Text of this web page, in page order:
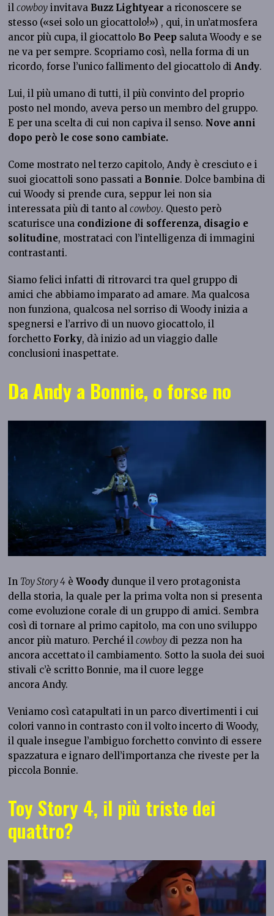
ilcowboy invitava Buzz Lightyear a riconoscere se
stesso («sei solo un giocattolo!») , qui, in un’atmosfera
ancor più cupa, il giocattolo Bo Peep saluta Woody e se
ne va per sempre. Scopriamo così, nella forma di un
ricordo, forse l’unico fallimento del giocattolo diAndy.
Lui, il più umano di tutti, il più convinto del proprio
posto nel mondo, aveva perso un membro del gruppo.
E per una scelta di cui non capiva il senso. Nove anni
dopo però le cose sono cambiate.
Come mostrato nel terzo capitolo, Andy è cresciuto e i
suoi giocattoli sono passati a Bonnie. Dolce bambina di
cui Woody si prende cura, seppur lei non sia
interessata più di tanto alcowboy. Questo però
scaturisce una condizione di sofferenza, disagio e
solitudine, mostrataci con l’intelligenza di immagini
contrastanti.
Siamo felici infatti di ritrovarci tra quel gruppo di
amici che abbiamo imparato ad amare. Ma qualcosa
non funziona, qualcosa nel sorriso di Woody inizia a
spegnersi e l’arrivo di un nuovo giocattolo, il
forchetto Forky, dà inizio ad un viaggio dalle
conclusioni inaspettate.
Da Andy a Bonnie, o forse no
In Toy Story 4 èWoody dunque il vero protagonista
della storia, la quale per la prima volta non si presenta
come evoluzione corale di un gruppo di amici. Sembra
così di tornare al primo capitolo, ma con uno sviluppo
ancor più maturo. Perché ilcowboy di pezza non ha
ancora accettato il cambiamento. Sotto la suola dei suoi
stivali c’è scritto Bonnie, ma il cuore legge
ancora Andy.
Veniamo così catapultati in un parco divertimenti i cui
colori vanno in contrasto con il volto incerto di Woody,
il quale insegue l’ambiguo forchetto convinto di essere
spazzatura e ignaro dell’importanza che riveste per la
piccola Bonnie.
Toy Story 4, il più triste dei
quattro?